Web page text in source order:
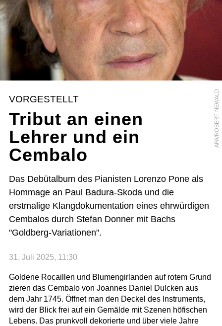
APA/ROBERT NEWALD
VORGESTELLT
Tribut an einen
Lehrer und ein
Cembalo
Das Debütalbum des Pianisten Lorenzo Pone als
Hommage an Paul Badura-Skoda und die
erstmalige Klangdokumentation eines ehrwürdigen
Cembalos durch Stefan Donner mit Bachs
"Goldberg-Variationen".
31. Juli 2025, 11:30
Goldene Rocaillen und Blumengirlanden auf rotem Grund
zieren das Cembalo von Joannes Daniel Dulcken aus
dem Jahr 1745. Öffnet man den Deckel des Instruments,
wird der Blick frei auf ein Gemälde mit Szenen höfischen
Lebens. Das prunkvoll dekorierte und über viele Jahre